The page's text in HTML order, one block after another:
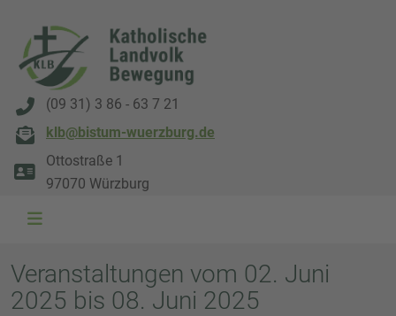
(09 31) 3 86 - 63 7 21
klb@bistum-wuerzburg.de
Ottostraße 1
97070 Würzburg
Veranstaltungen vom 02. Juni
2025 bis 08. Juni 2025